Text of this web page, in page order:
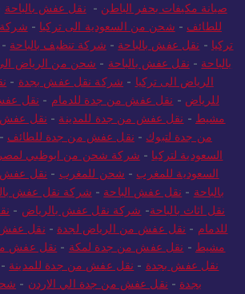
صيانة مكيفات بحفر الباطن - نقل عفش بالباحة
للطائف - شحن من السعودية الى تركيا -
تركيا - نقل عفش بالباحة - شركة تنظيف بالباحة -
بالباحة - نقل عفش بالباحة - شحن من الرياض
الرياض الى تركيا - شركة نقل عفش بجدة -
للرياض - نقل عفش من جدة للدمام - نقل
مشيط - نقل عفش من جدة للمدينة - نقل عفش
من جدة لتبوك - نقل عفش من جدة للطائف -
السعودية لتركيا - شركة شحن من ابوظبي لمصر
السعودية للمغرب - شحن للمغرب - نقل عفش
بالباحة - نقل عفش الباحة - شركة نقل عفش
نقل اثاث بالباحة- شركة نقل عفش بالرياض -
للدمام - نقل عفش من الرياض لجدة - نقل
مشيط - نقل عفش من جدة لمكة - نقل عفش
نقل عفش بجدة - نقل عفش من جدة للمدينة -
بجدة - نقل عفش من جدة الي الاردن -